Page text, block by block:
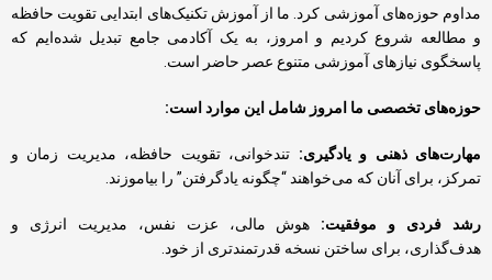
مداوم حوزه‌های آموزشی کرد. ما از آموزش تکنیک‌های ابتدایی تقویت حافظه
و مطالعه شروع کردیم و امروز، به یک آکادمی جامع تبدیل شده‌ایم که
پاسخگوی نیازهای آموزشی متنوع عصر حاضر است.
حوزه‌های تخصصی ما امروز شامل این موارد است:
مهارت‌های ذهنی و یادگیری: تندخوانی، تقویت حافظه، مدیریت زمان و
تمرکز، برای آنان که می‌خواهند “چگونه یادگرفتن” را بیاموزند.
رشد فردی و موفقیت: هوش مالی، عزت نفس، مدیریت انرژی و
هدف‌گذاری، برای ساختن نسخه قدرتمندتری از خود.